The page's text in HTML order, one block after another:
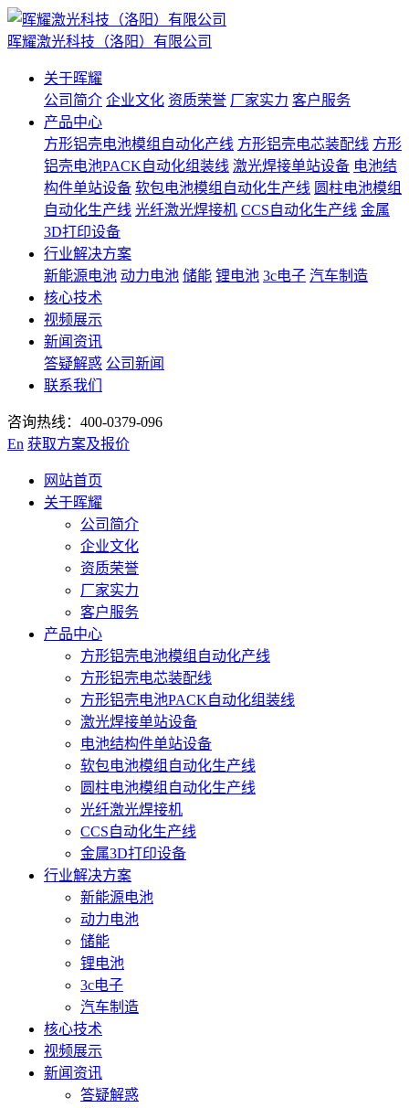
晖耀激光科技（洛阳）有限公司
关于晖耀
公司简介 企业文化 资质荣誉 厂家实力 客户服务
产品中心
方形铝壳电池模组自动化产线 方形铝壳电芯装配线 方形
铝壳电池PACK自动化组装线 激光焊接单站设备 电池结
构件单站设备 软包电池模组自动化生产线 圆柱电池模组
自动化生产线 光纤激光焊接机 CCS自动化生产线 金属
3D打印设备
行业解决方案
新能源电池 动力电池 储能 锂电池 3c电子 汽车制造
核心技术
视频展示
新闻资讯
答疑解惑 公司新闻
联系我们
咨询热线：400-0379-096
En 获取方案及报价
网站首页
关于晖耀
公司简介
企业文化
资质荣誉
厂家实力
客户服务
产品中心
方形铝壳电池模组自动化产线
方形铝壳电芯装配线
方形铝壳电池PACK自动化组装线
激光焊接单站设备
电池结构件单站设备
软包电池模组自动化生产线
圆柱电池模组自动化生产线
光纤激光焊接机
CCS自动化生产线
金属3D打印设备
行业解决方案
新能源电池
动力电池
储能
锂电池
3c电子
汽车制造
核心技术
视频展示
新闻资讯
答疑解惑